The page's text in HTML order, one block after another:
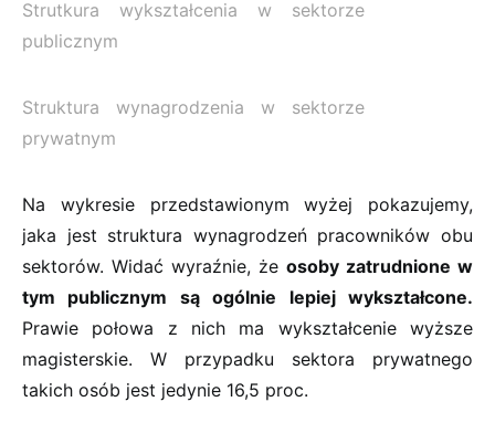
Strutkura wykształcenia w sektorze
publicznym
Struktura wynagrodzenia w sektorze
prywatnym
Na wykresie przedstawionym wyżej pokazujemy,
jaka jest struktura wynagrodzeń pracowników obu
sektorów. Widać wyraźnie, że osoby zatrudnione w
tym publicznym są ogólnie lepiej wykształcone.
Prawie połowa z nich ma wykształcenie wyższe
magisterskie. W przypadku sektora prywatnego
takich osób jest jedynie 16,5 proc.